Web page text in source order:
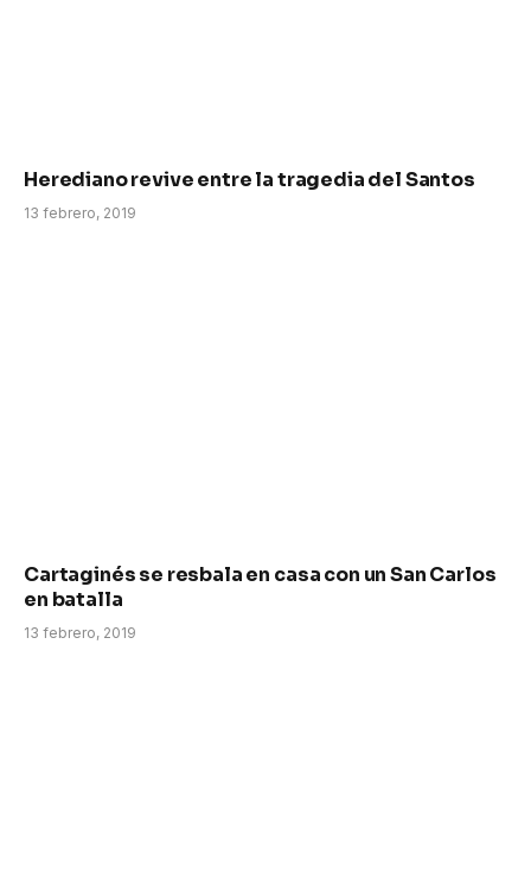
Herediano revive entre la tragedia del Santos
13 febrero, 2019
Cartaginés se resbala en casa con un San Carlos
en batalla
13 febrero, 2019